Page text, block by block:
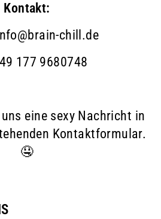
Kontakt:
chill.de
177 9680748
eine sexy Nachricht in
Kontaktformular.
🤤